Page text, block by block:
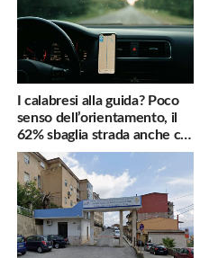
I calabresi alla guida? Poco
senso dell’orientamento, il
62% sbaglia strada anche col
navigatore